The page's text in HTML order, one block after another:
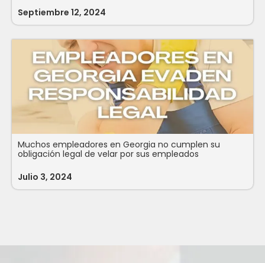
Septiembre 12, 2024
Muchos empleadores en Georgia no cumplen su
obligación legal de velar por sus empleados
Julio 3, 2024